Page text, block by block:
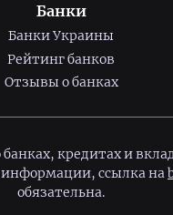
Банки
Банки Украины
Рейтинг банков
Отзывы о банках
кредитах и
ссылка на
обязательна.